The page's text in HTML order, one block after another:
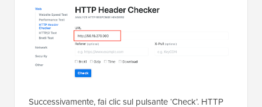
Successivamente, fai clic sul pulsante ‘Check’. HTTP